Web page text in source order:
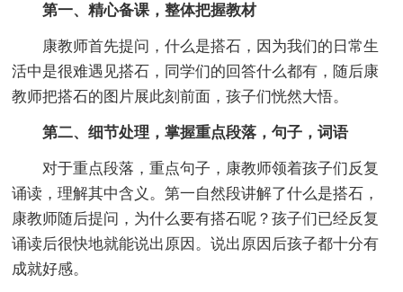
第一、精心备课，整体把握教材
康教师首先提问，什么是搭石，因为我们的日常生
活中是很难遇见搭石，同学们的回答什么都有，随后康
教师把搭石的图片展此刻前面，孩子们恍然大悟。
第二、细节处理，掌握重点段落，句子，词语
对于重点段落，重点句子，康教师领着孩子们反复
诵读，理解其中含义。第一自然段讲解了什么是搭石，
康教师随后提问，为什么要有搭石呢？孩子们已经反复
诵读后很快地就能说出原因。说出原因后孩子都十分有
成就好感。